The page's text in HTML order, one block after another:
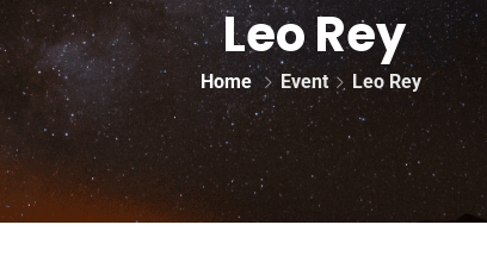
Leo Rey
Home Event Leo Rey